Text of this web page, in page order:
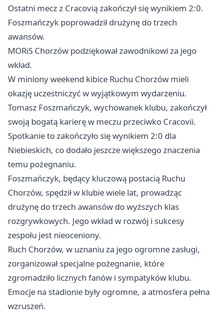
Ostatni mecz z Cracovią zakończył się wynikiem 2:0.
Foszmańczyk poprowadził drużynę do trzech
awansów.
MORiS Chorzów podziękował zawodnikowi za jego
wkład.
W miniony weekend kibice Ruchu Chorzów mieli
okazję uczestniczyć w wyjątkowym wydarzeniu.
Tomasz Foszmańczyk, wychowanek klubu, zakończył
swoją bogatą karierę w meczu przeciwko Cracovii.
Spotkanie to zakończyło się wynikiem 2:0 dla
Niebieskich, co dodało jeszcze większego znaczenia
temu pożegnaniu.
Foszmańczyk, będący kluczową postacią Ruchu
Chorzów, spędził w klubie wiele lat, prowadząc
drużynę do trzech awansów do wyższych klas
rozgrywkowych. Jego wkład w rozwój i sukcesy
zespołu jest nieoceniony.
Ruch Chorzów, w uznaniu za jego ogromne zasługi,
zorganizował specjalne pożegnanie, które
zgromadziło licznych fanów i sympatyków klubu.
Emocje na stadionie były ogromne, a atmosfera pełna
wzruszeń.